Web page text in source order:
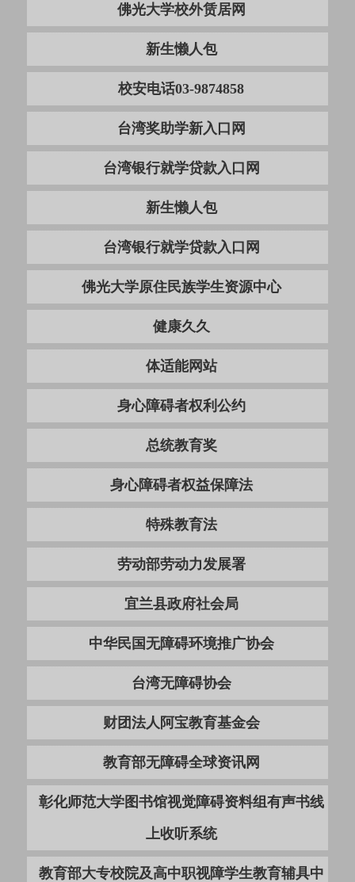
佛光大学校外赁居网
新生懒人包
校安电话03-9874858
台湾奖助学新入口网
台湾银行就学贷款入口网
新生懒人包
台湾银行就学贷款入口网
佛光大学原住民族学生资源中心
健康久久
体适能网站
身心障碍者权利公约
总统教育奖
身心障碍者权益保障法
特殊教育法
劳动部劳动力发展署
宜兰县政府社会局
中华民国无障碍环境推广协会
台湾无障碍协会
财团法人阿宝教育基金会
教育部无障碍全球资讯网
彰化师范大学图书馆视觉障碍资料组有声书线
上收听系统
教育部大专校院及高中职视障学生教育辅具中